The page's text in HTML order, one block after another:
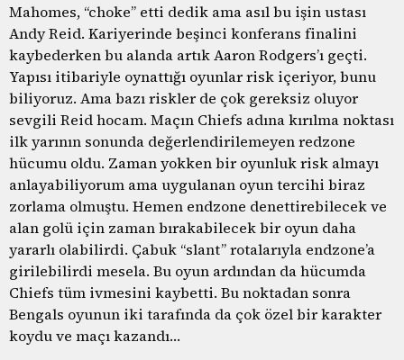
Mahomes, “choke” etti dedik ama asıl bu işin ustası
Andy Reid. Kariyerinde beşinci konferans finalini
kaybederken bu alanda artık Aaron Rodgers’ı geçti.
Yapısı itibariyle oynattığı oyunlar risk içeriyor, bunu
biliyoruz. Ama bazı riskler de çok gereksiz oluyor
sevgili Reid hocam. Maçın Chiefs adına kırılma noktası
ilk yarının sonunda değerlendirilemeyen redzone
hücumu oldu. Zaman yokken bir oyunluk risk almayı
anlayabiliyorum ama uygulanan oyun tercihi biraz
zorlama olmuştu. Hemen endzone denettirebilecek ve
alan golü için zaman bırakabilecek bir oyun daha
yararlı olabilirdi. Çabuk “slant” rotalarıyla endzone’a
girilebilirdi mesela. Bu oyun ardından da hücumda
Chiefs tüm ivmesini kaybetti. Bu noktadan sonra
Bengals oyunun iki tarafında da çok özel bir karakter
koydu ve maçı kazandı…